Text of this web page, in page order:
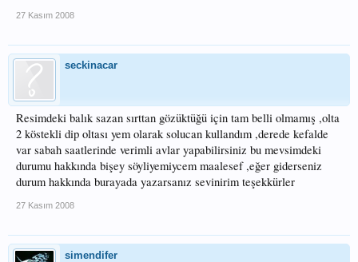
27 Kasım 2008
seckinacar
Resimdeki balık sazan sırttan gözüktüğü için tam belli olmamış ,olta
2 köstekli dip oltası yem olarak solucan kullandım ,derede kefalde
var sabah saatlerinde verimli avlar yapabilirsiniz bu mevsimdeki
durumu hakkında bişey söyliyemiycem maalesef ,eğer giderseniz
durum hakkında burayada yazarsanız sevinirim teşekkürler
27 Kasım 2008
simendifer